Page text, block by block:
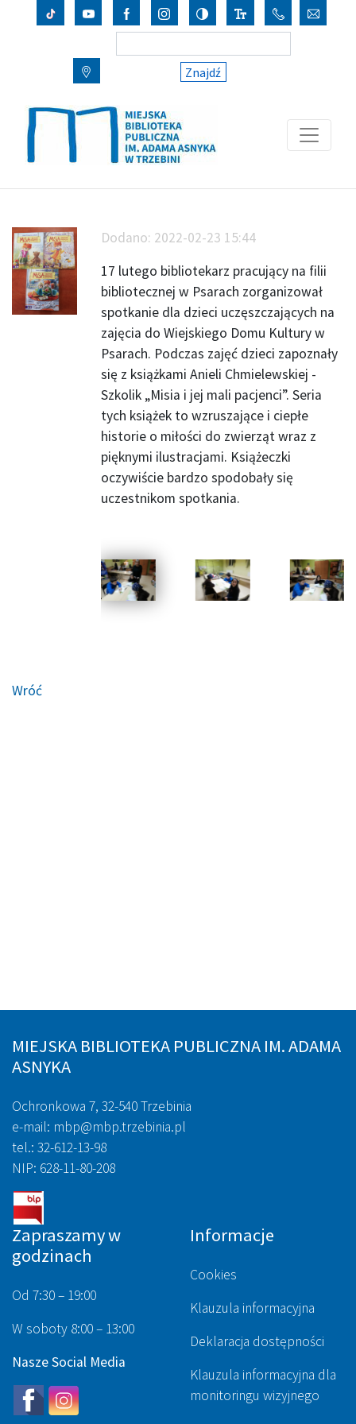
Znajdź
Dodano: 2022-02-23 15:44
17 lutego bibliotekarz pracujący na filii
bibliotecznej w Psarach zorganizował
spotkanie dla dzieci uczęszczających na
zajęcia do Wiejskiego Domu Kultury w
Psarach. Podczas zajęć dzieci zapoznały
się z książkami Anieli Chmielewskiej -
Szkolik „Misia i jej mali pacjenci”. Seria
tych książek to wzruszające i ciepłe
historie o miłości do zwierząt wraz z
pięknymi ilustracjami. Książeczki
oczywiście bardzo spodobały się
uczestnikom spotkania.
Wróć
MIEJSKA BIBLIOTEKA PUBLICZNA IM. ADAMA
ASNYKA
Ochronkowa 7, 32-540 Trzebinia
e-mail: mbp@mbp.trzebinia.pl
tel.: 32-612-13-98
NIP: 628-11-80-208
Zapraszamy w
godzinach
Od 7:30 – 19:00
W soboty 8:00 – 13:00
Nasze Social Media
Informacje
Cookies
Klauzula informacyjna
Deklaracja dostępności
Klauzula informacyjna dla
monitoringu wizyjnego